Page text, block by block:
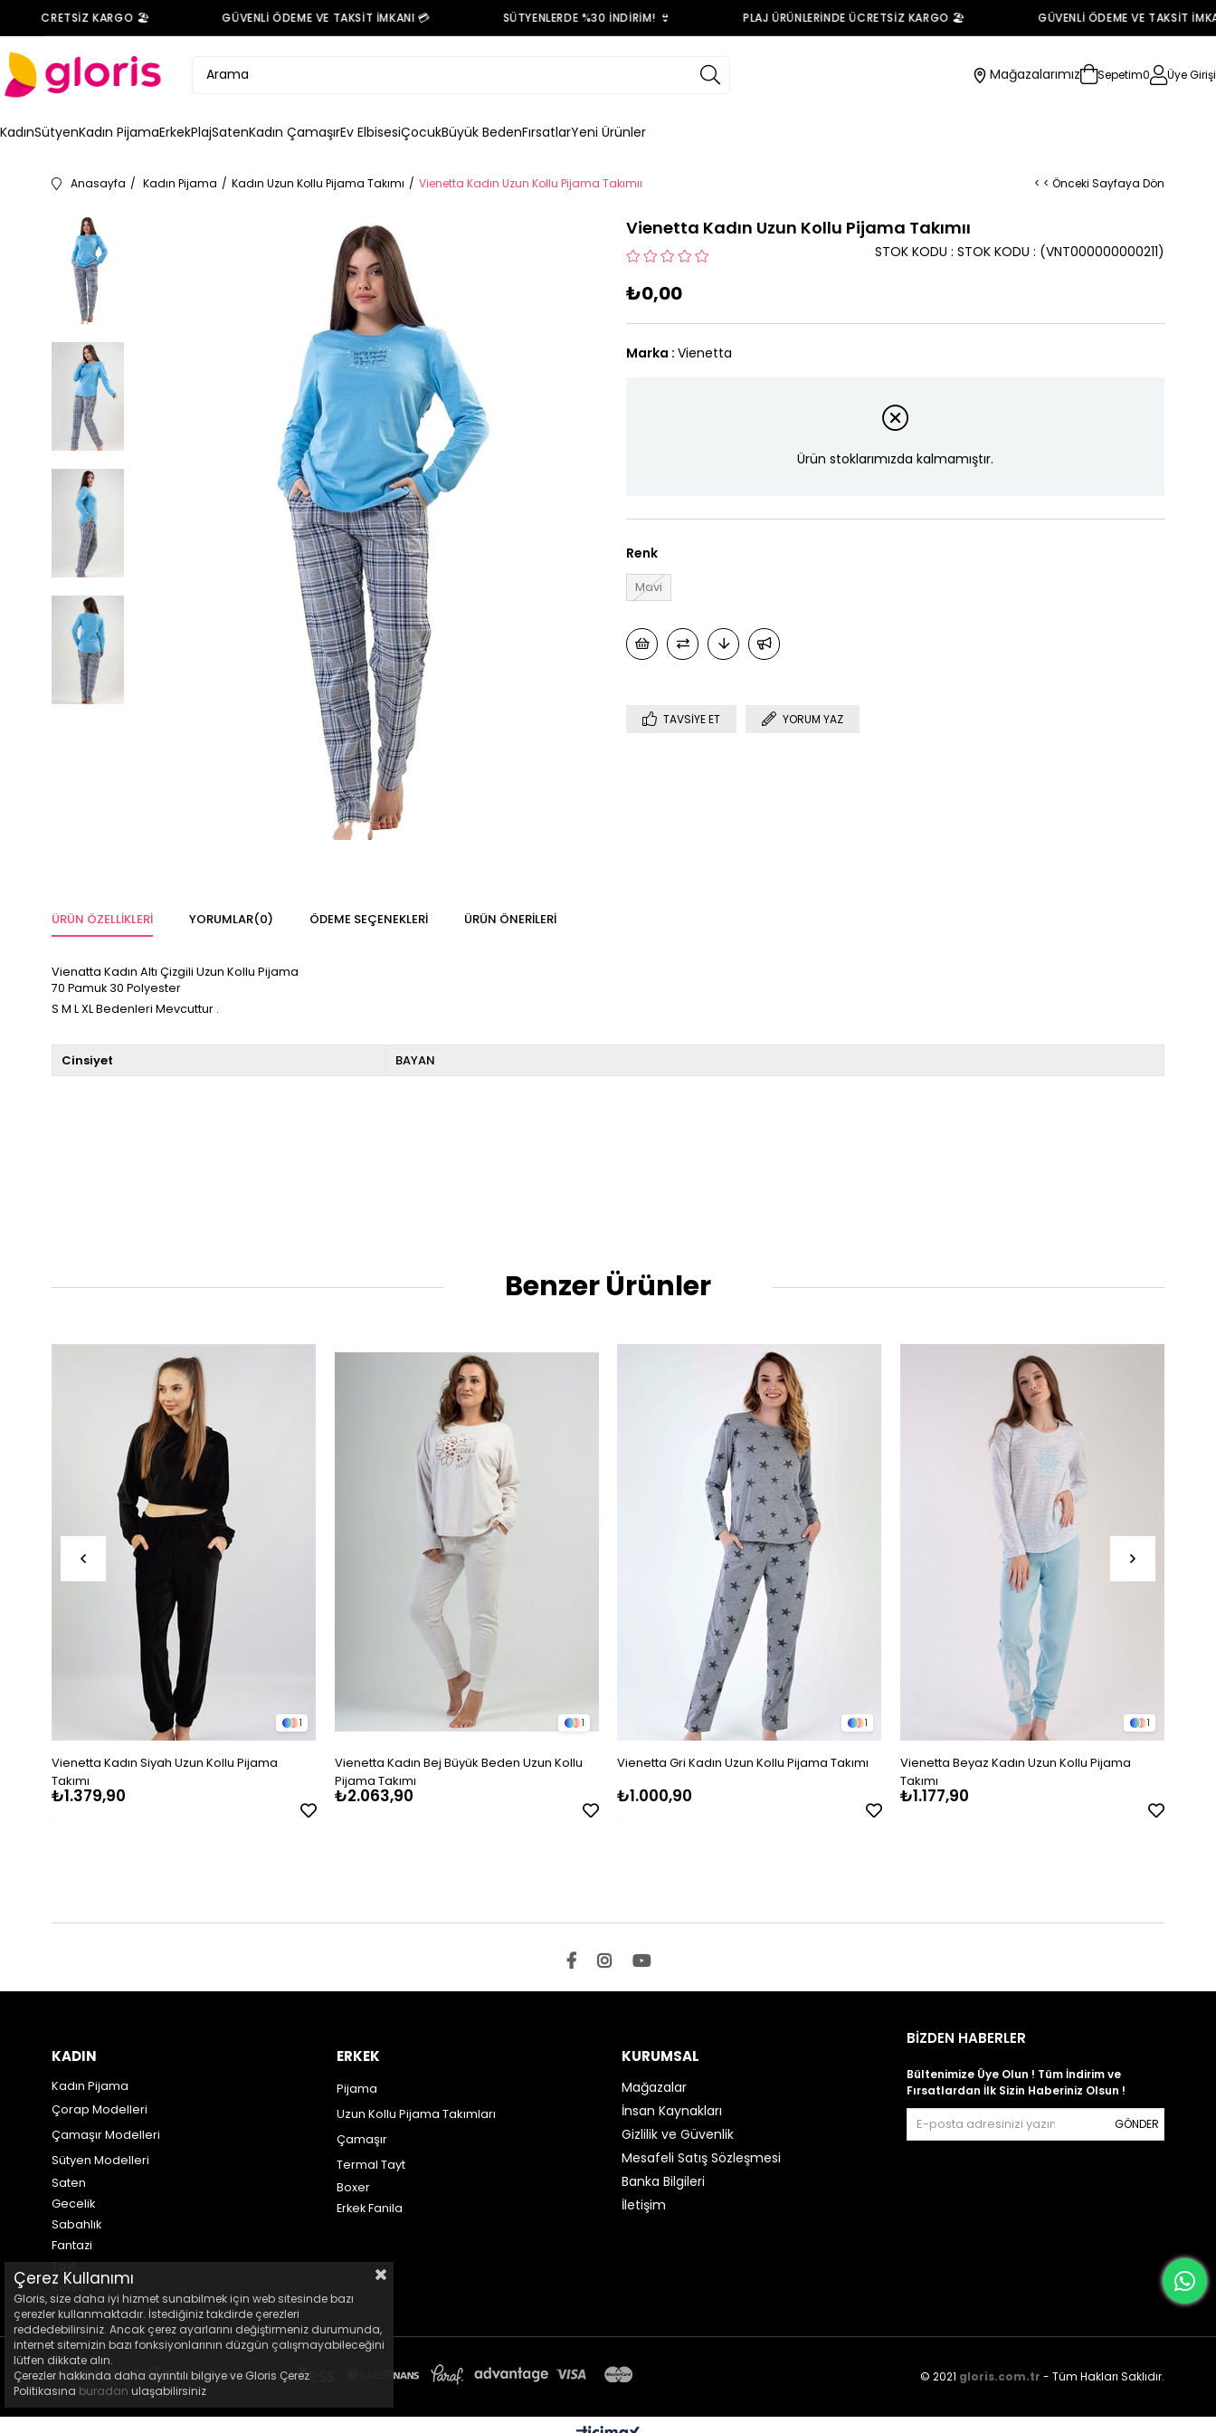
ÜCRETSİZ KARGO 🏖️ GÜVENLİ ÖDEME VE TAKSİT İMKANI 💳 SÜTYENLERDE %30 İNDİRİM! 👙 PLAJ ÜRÜNLERİNDE ÜCRETSİZ KARGO 🏖️ GÜVENLİ ÖDEME VE TAKSİT
Mağazalarımız Sepetim0 Üye Girişi
KadınSütyenKadın PijamaErkekPlajSatenKadın ÇamaşırEv ElbisesiÇocukBüyük BedenFırsatlarYeni Ürünler
Anasayfa Kadın Pijama Kadın Uzun Kollu Pijama Takımı Vienetta Kadın Uzun Kollu Pijama Takımıı < < Önceki Sayfaya Dön
Vienetta Kadın Uzun Kollu Pijama Takımıı
(VNT000000000211)
STOK KODU STOK KODU
₺0,00
Marka : Vienetta
Ürün stoklarımızda kalmamıştır.
Renk
Mavi
TAVSIYE ET YORUM YAZ
ÜRÜN ÖZELLIKLERI YORUMLAR(0) ÖDEME SEÇENEKLERI ÜRÜN ÖNERILERI
Vienatta Kadın Altı Çizgili Uzun Kollu Pijama
70 Pamuk 30 Polyester
S M L XL Bedenleri Mevcuttur .
Cinsiyet BAYAN
Benzer Ürünler
1
Vienetta Kadın Siyah Uzun Kollu Pijama
Takımı
₺1.379,90
1
Vienetta Kadın Bej Büyük Beden Uzun Kollu
Pijama Takımı
₺2.063,90
1
Vienetta Gri Kadın Uzun Kollu Pijama Takımı
₺1.000,90
1
Vienetta Beyaz Kadın Uzun Kollu Pijama
Takımı
₺1.177,90
KADIN
Kadın Pijama
Çorap Modelleri
Çamaşır Modelleri
Sütyen Modelleri
Saten
Gecelik
Sabahlık
Fantazi
Tayt
Korse
ERKEK
Pijama
Uzun Kollu Pijama Takımları
Çamaşır
Termal Tayt
Boxer
Erkek Fanila
KURUMSAL
Mağazalar
İnsan Kaynakları
Gizlilik ve Güvenlik
Mesafeli Satış Sözleşmesi
Banka Bilgileri
İletişim
BİZDEN HABERLER
Bültenimize Üye Olun ! Tüm İndirim ve
Fırsatlardan İlk Sizin Haberiniz Olsun !
GÖNDER
© 2021 gloris.com.tr - Tüm Hakları Saklıdır.
Çerez Kullanımı
Gloris, size daha iyi hizmet sunabilmek için web sitesinde bazı
çerezler kullanmaktadır. İstediğiniz takdirde çerezleri
reddedebilirsiniz. Ancak çerez ayarlarını değiştirmeniz durumunda,
internet sitemizin bazı fonksiyonlarının düzgün çalışmayabileceğini
lütfen dikkate alın.
Çerezler hakkında daha ayrıntılı bilgiye ve Gloris Çerez
Politikasına buradan ulaşabilirsiniz